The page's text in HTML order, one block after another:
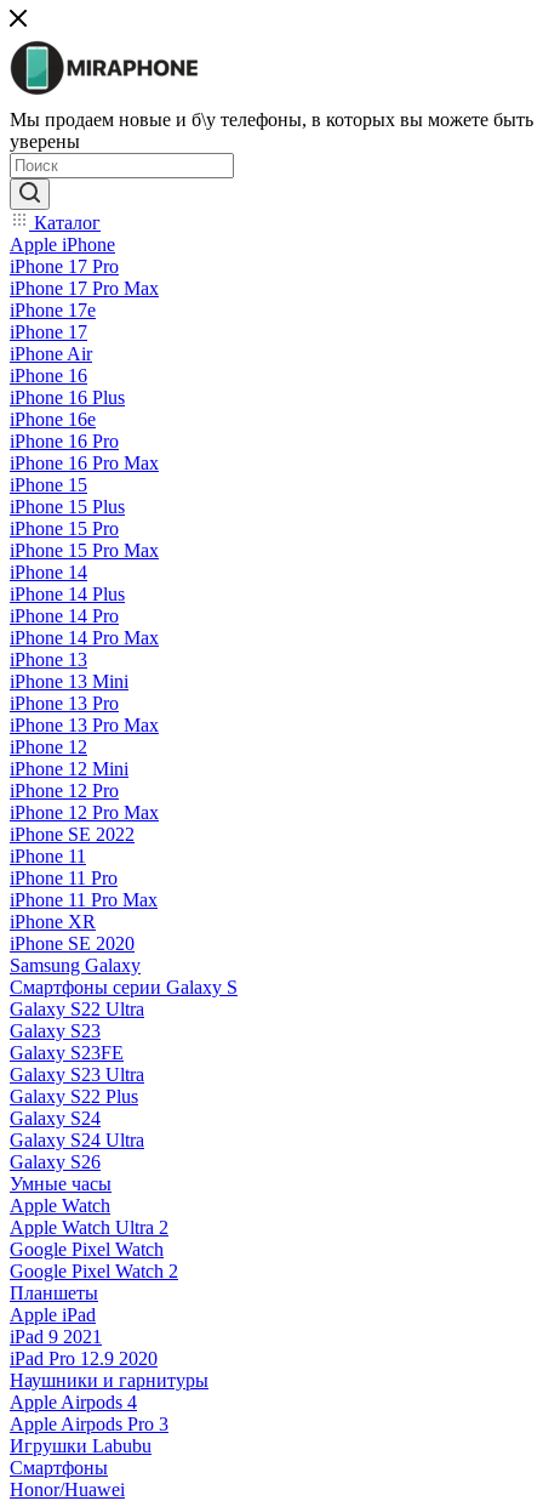
Мы продаем новые и б\у телефоны, в которых вы можете быть
уверены
Каталог
Apple iPhone
iPhone 17 Pro
iPhone 17 Pro Max
iPhone 17e
iPhone 17
iPhone Air
iPhone 16
iPhone 16 Plus
iPhone 16e
iPhone 16 Pro
iPhone 16 Pro Max
iPhone 15
iPhone 15 Plus
iPhone 15 Pro
iPhone 15 Pro Max
iPhone 14
iPhone 14 Plus
iPhone 14 Pro
iPhone 14 Pro Max
iPhone 13
iPhone 13 Mini
iPhone 13 Pro
iPhone 13 Pro Max
iPhone 12
iPhone 12 Mini
iPhone 12 Pro
iPhone 12 Pro Max
iPhone SE 2022
iPhone 11
iPhone 11 Pro
iPhone 11 Pro Max
iPhone XR
iPhone SE 2020
Samsung Galaxy
Смартфоны серии Galaxy S
Galaxy S22 Ultra
Galaxy S23
Galaxy S23FE
Galaxy S23 Ultra
Galaxy S22 Plus
Galaxy S24
Galaxy S24 Ultra
Galaxy S26
Умные часы
Apple Watch
Apple Watch Ultra 2
Google Pixel Watch
Google Pixel Watch 2
Планшеты
Apple iPad
iPad 9 2021
iPad Pro 12.9 2020
Наушники и гарнитуры
Apple Airpods 4
Apple Airpods Pro 3
Игрушки Labubu
Смартфоны
Honor/Huawei